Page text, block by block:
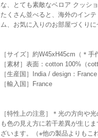
な、とても素敵なベロア クッシ
たくさん並べると、海外のイン
ム、お気に入りのお部屋づくり
［サイズ］約W45xH45cm（＊
［素材］表面：cotton 100%（
［生産国］India / design：France
［輸入国］France
［特性上の注意］＊光の方向や
も色の見え方に若干差異が生じ
ざいます。（※他の製品よりもこ